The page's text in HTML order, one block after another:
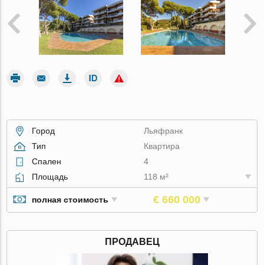
Город
Льяфранк
Тип
Квартира
Спален
4
Площадь
118 м²
полная стоимость € 660 000
ПРОДАВЕЦ